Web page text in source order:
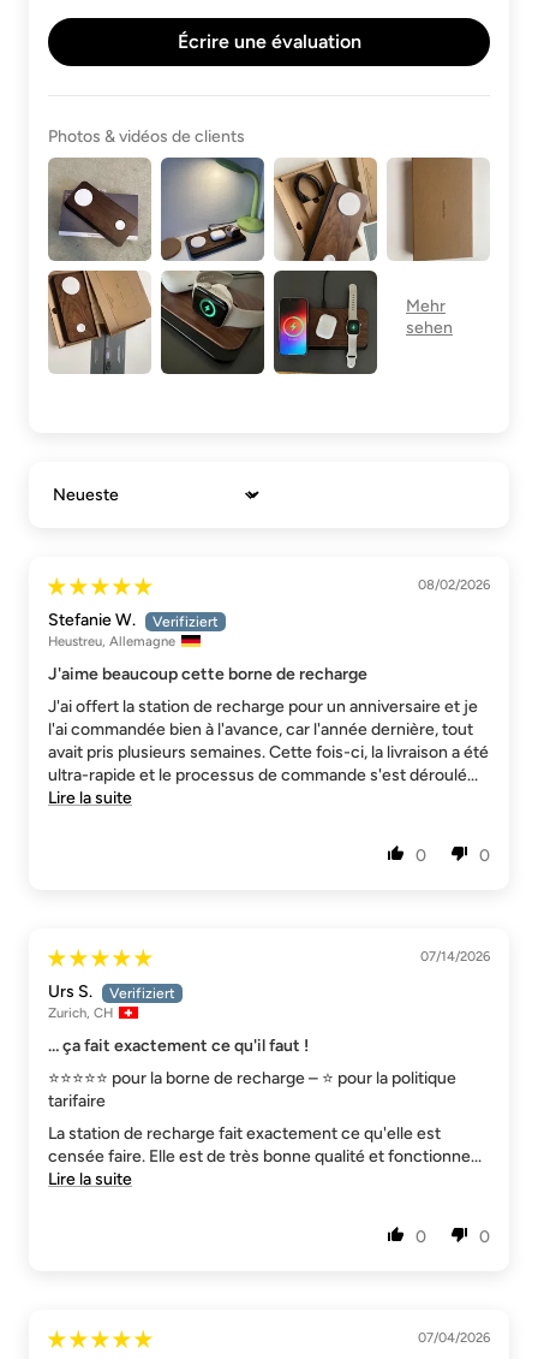
Écrire une évaluation
Photos & vidéos de clients
Sort by
08/02/2026
Stefanie W.
Heustreu, Allemagne
J'aime beaucoup cette borne de recharge
J'ai offert la station de recharge pour un anniversaire et je
l'ai commandée bien à l'avance, car l'année dernière, tout
avait pris plusieurs semaines. Cette fois-ci, la livraison a été
ultra-rapide et le processus de commande s'est déroulé...
Lire la suite
0 0
07/14/2026
Urs S.
Zurich, CH
… ça fait exactement ce qu'il faut !
⭐⭐⭐⭐⭐ pour la borne de recharge – ⭐ pour la politique
tarifaire
La station de recharge fait exactement ce qu'elle est
censée faire. Elle est de très bonne qualité et fonctionne...
Lire la suite
0 0
07/04/2026